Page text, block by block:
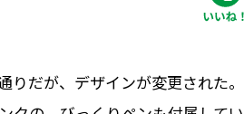
だが、デザインが変更された。